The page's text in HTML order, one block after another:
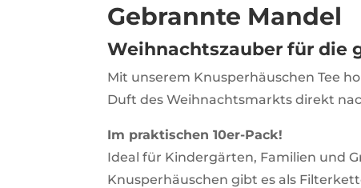
Gebrannte Mandel
Weihnachtszauber für die
Mit unserem Knusperhäuschen Tee
Duft des Weihnachtsmarkts direkt
Im praktischen 10er-Pack!
Ideal für Kindergärten, Familien und
Knusperhäuschen gibt es als